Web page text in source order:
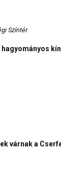
Színtér
várnak a